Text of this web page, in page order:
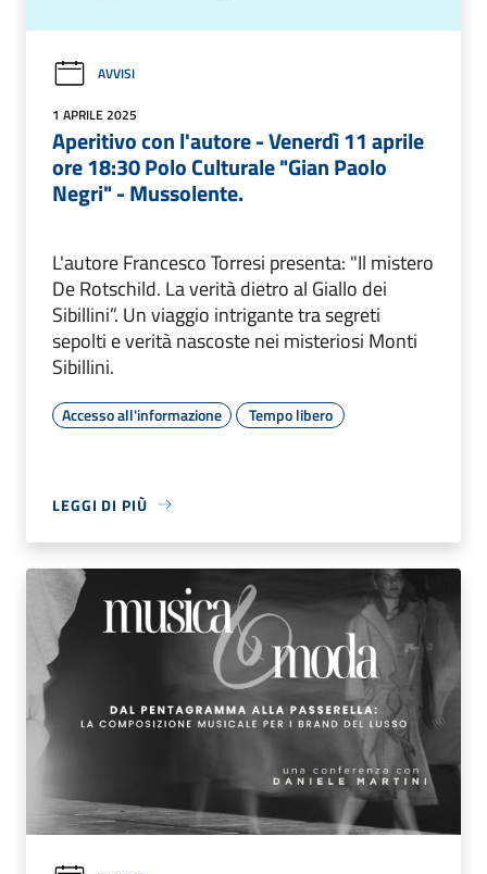
AVVISI
1 APRILE 2025
Aperitivo con l'autore - Venerdì 11 aprile
ore 18:30 Polo Culturale "Gian Paolo
Negri" - Mussolente.
L'autore Francesco Torresi presenta: "Il mistero
De Rotschild. La verità dietro al Giallo dei
Sibillini”. Un viaggio intrigante tra segreti
sepolti e verità nascoste nei misteriosi Monti
Sibillini.
Accesso all'informazione Tempo libero
LEGGI DI PIÙ